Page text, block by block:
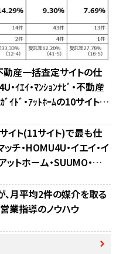
産一括査定サイトの仕
・ｲｴｲ・ﾏﾝｼｮﾝﾅﾋﾞ・不動産
ﾞｲﾄﾞ・ｱｯﾄﾎｰﾑの10サイト比
ト(11サイト)で最も仕
チ・HOMU4U・イエイ・イ
ットホーム・SUUMO・不
反響比較
月平均2件の媒介を取る
業指導のノウハウ